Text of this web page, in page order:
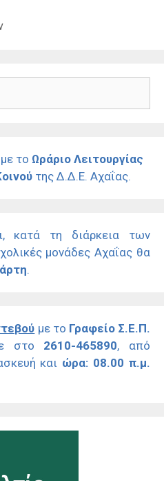
το Ωράριο Λειτουργίας
της Δ.Δ.Ε. Αχαΐας.
κατά τη διάρκεια των
μονάδες Αχαΐας θα
.
με το Γραφείο Σ.Ε.Π.
στο 2610-465890, από
και ώρα: 08.00 π.μ.